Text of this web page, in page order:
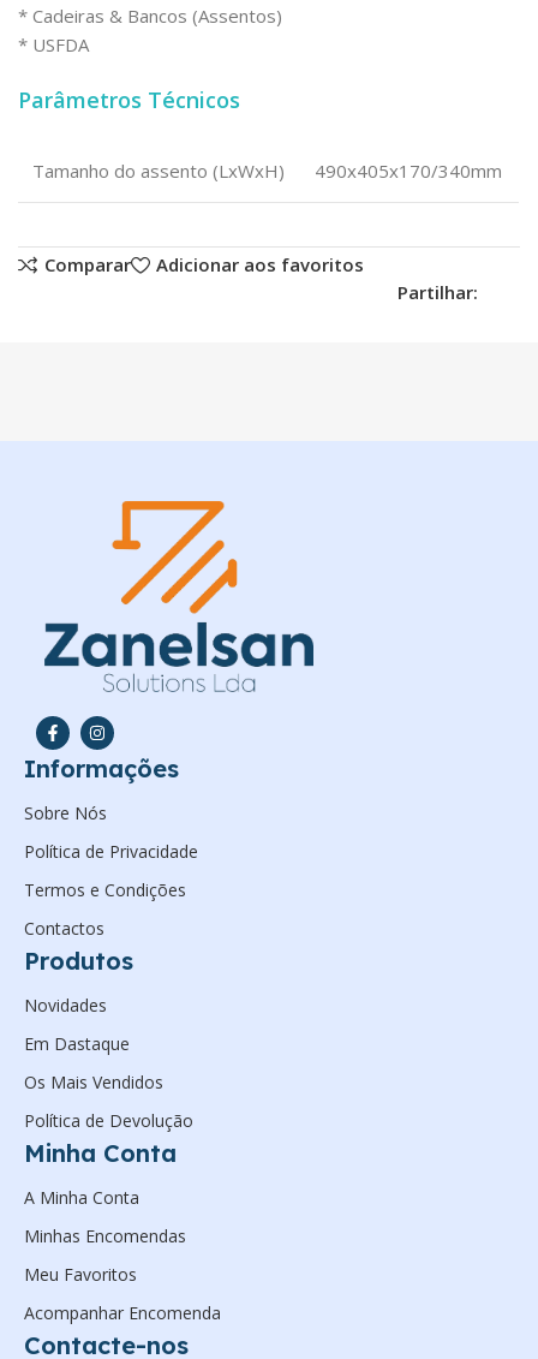
* Cadeiras & Bancos (Assentos)
* USFDA
Parâmetros Técnicos
Tamanho do assento (LxWxH) 490x405x170/340mm
Comparar
Adicionar aos favoritos
Partilhar:
Informações
Sobre Nós
Política de Privacidade
Termos e Condições
Contactos
Produtos
Novidades
Em Dastaque
Os Mais Vendidos
Política de Devolução
Minha Conta
A Minha Conta
Minhas Encomendas
Meu Favoritos
Acompanhar Encomenda
Contacte-nos